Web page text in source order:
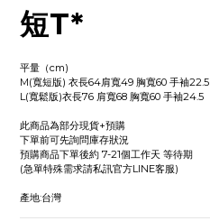
短T*
平量（cm)
M(寬短版) 衣長64肩寬49 胸寬60 手袖22.5
L(寬鬆版)衣長76 肩寬68 胸寬60 手袖24.5
此商品為部分現貨+預購
下單前可先詢問庫存狀況
預購商品下單後約 7-21個工作天 等待期
(急單特殊需求請私訊官方LINE客服)
產地:台灣